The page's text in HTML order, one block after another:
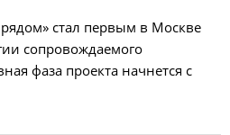
стал первым в Москве
сопровождаемого
фаза проекта начнется с